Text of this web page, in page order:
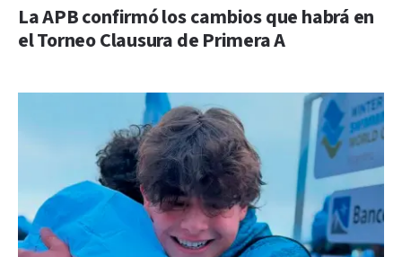
La APB confirmó los cambios que habrá en
el Torneo Clausura de Primera A